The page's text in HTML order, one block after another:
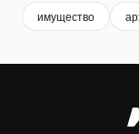
имущество